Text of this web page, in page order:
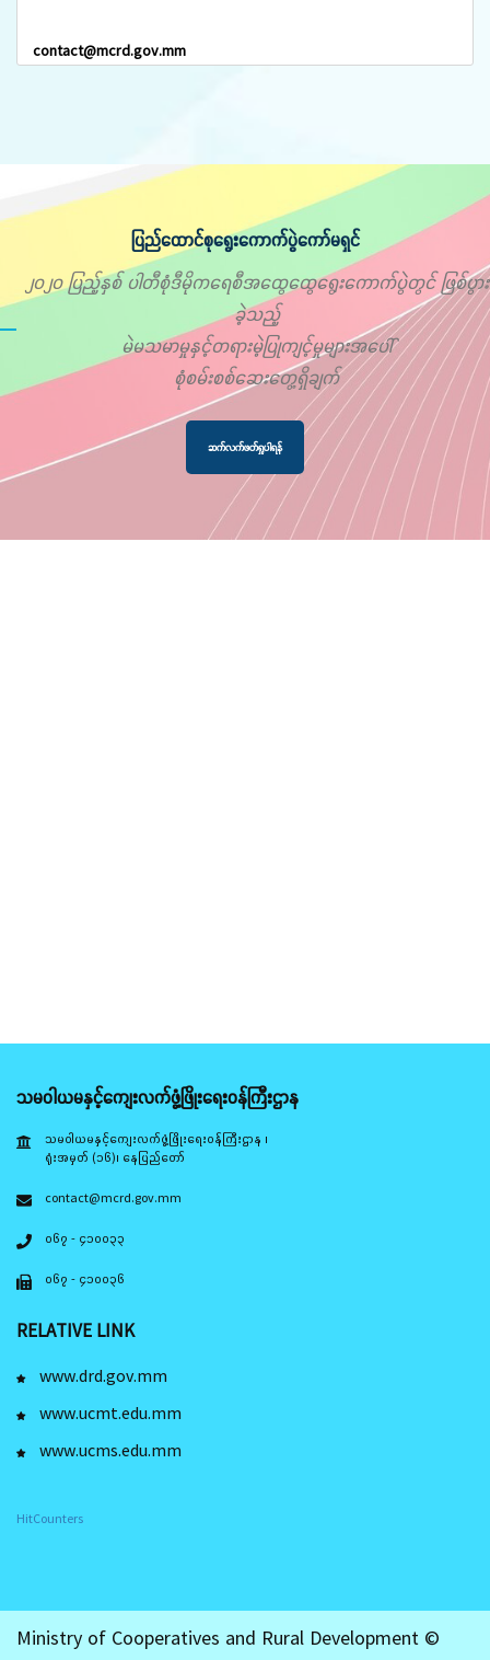
contact@mcrd.gov.mm
ပြည်ထောင်စုရွေးကောက်ပွဲကော်မရှင်
၂၀၂၀ ပြည့်နှစ် ပါတီစုံဒီမိုကရေစီအထွေထွေရွေးကောက်ပွဲတွင် ဖြစ်ပွား
ခဲ့သည့်
မဲမသမာမှုနှင့်တရားမဲ့ပြုကျင့်မှုများအပေါ်
စုံစမ်းစစ်ဆေးတွေ့ရှိချက်
ဆက်လက်ဖတ်ရှုပါရန်
သမဝါယမနှင့်ကျေးလက်ဖွံ့ဖြိုးရေးဝန်ကြီးဌာန
သမဝါယမနှင့်ကျေးလက်ဖွံ့ဖြိုးရေးဝန်ကြီးဌာန ၊
ရုံးအမှတ် (၁၆)၊ နေပြည်တော်
contact@mcrd.gov.mm
၀၆၇ - ၄၁၀၀၃၃
၀၆၇ - ၄၁၀၀၃၆
RELATIVE LINK
www.drd.gov.mm
www.ucmt.edu.mm
www.ucms.edu.mm
HitCounters
Ministry of Cooperatives and Rural Development ©